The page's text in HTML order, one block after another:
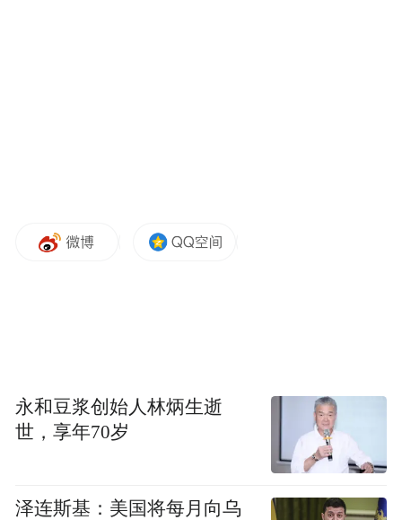
永和豆浆创始人林炳生逝
世，享年70岁
泽连斯基：美国将每月向乌